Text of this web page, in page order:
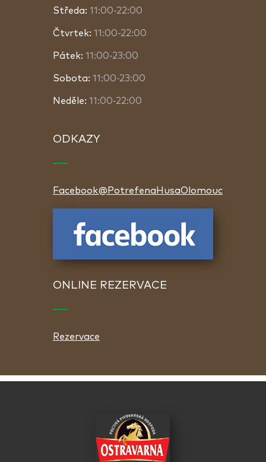
Středa: 11:00-22:00
Čtvrtek: 11:00-22:00
Pátek: 11:00-23:00
Sobota: 11:00-23:00
Neděle: 11:00-22:00
ODKAZY
Facebook@PotrefenaHusaOlomouc
ONLINE REZERVACE
Rezervace